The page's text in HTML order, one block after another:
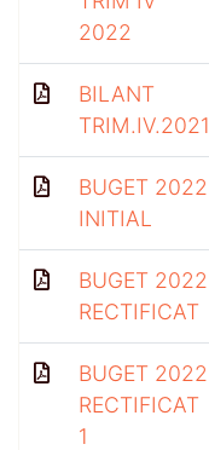
2022
BILANT
TRIM.IV.2021
BUGET 2022
INITIAL
BUGET 2022
RECTIFICAT
BUGET 2022
RECTIFICAT
1